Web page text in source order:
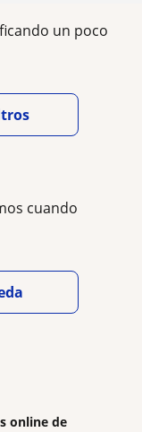
un poco
cuando
online de